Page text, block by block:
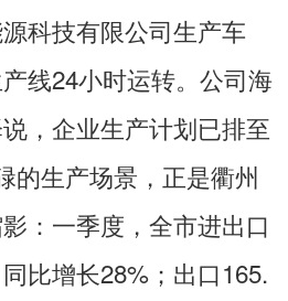
科技有限公司生产车
线24小时运转。公司海
，企业生产计划已排至
的生产场景，正是衢州
：一季度，全市进出口
比增长28%；出口165.